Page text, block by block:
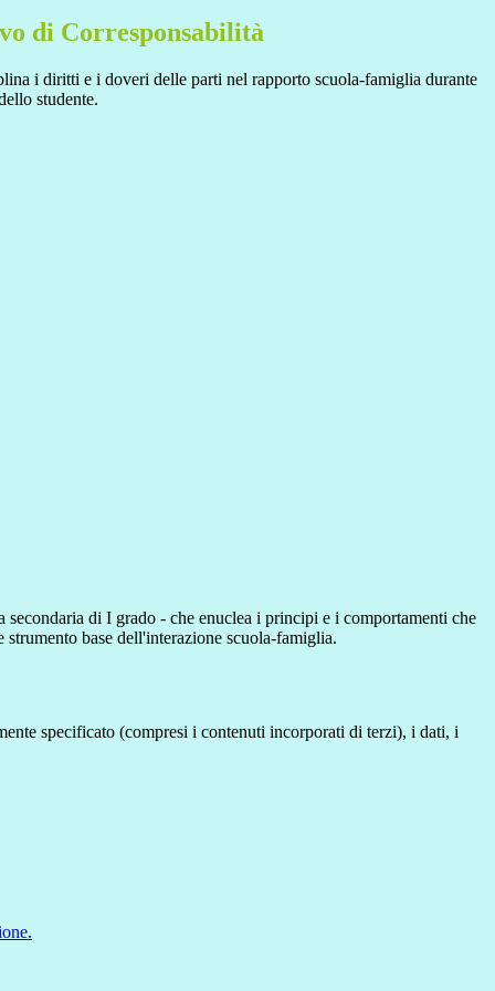
di Corresponsabilità
i diritti e i doveri delle parti nel rapporto scuola-famiglia durante
studente.
di I grado - che enuclea i principi e i comportamenti che
base dell'interazione scuola-famiglia.
specificato (compresi i contenuti incorporati di terzi), i dati, i